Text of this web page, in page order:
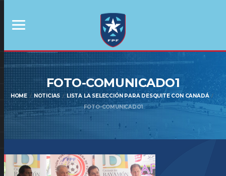
FOTO-COMUNICADO1
HOME NOTICIAS
LISTA LA SELECCIÓN PARA DESQUITE CON CANADÁ
FOTO-COMUNICADO1